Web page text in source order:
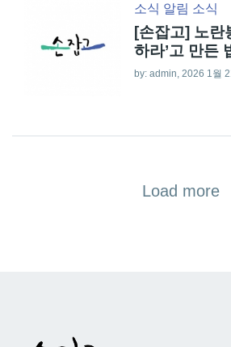
소식 알림 소식
[손잡고] 노란
하라’고 만든
by: admin , 2026 1월
Load more